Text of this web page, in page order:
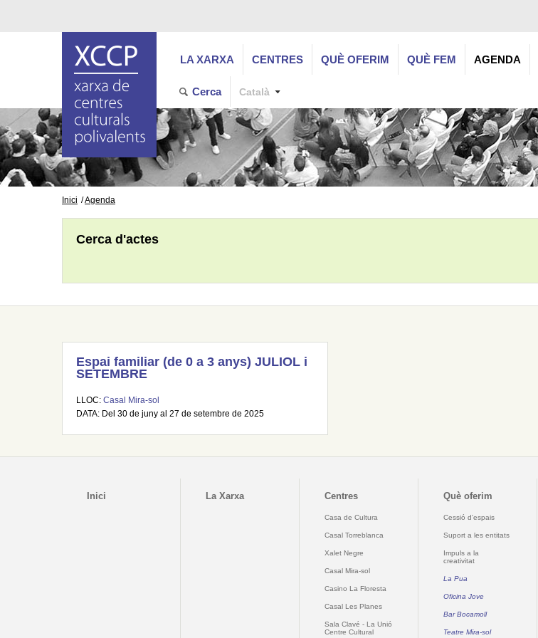
LA XARXA CENTRES QUÈ OFERIM QUÈ FEM AGENDA
Cerca Català
Inici Agenda
Cerca d'actes
Espai familiar (de 0 a 3 anys) JULIOL i
SETEMBRE
LLOC: Casal Mira-sol
DATA: Del 30 de juny al 27 de setembre de 2025
Inici La Xarxa Centres
Casa de Cultura
Casal Torreblanca
Xalet Negre
Casal Mira-sol
Casino La Floresta
Casal Les Planes
Sala Clavé - La Unió
Centre Cultural
Què oferim
Cessió d'espais
Suport a les entitats
Impuls a la
creativitat
La Pua
Oficina Jove
Bar Bocamoll
Teatre Mira-sol